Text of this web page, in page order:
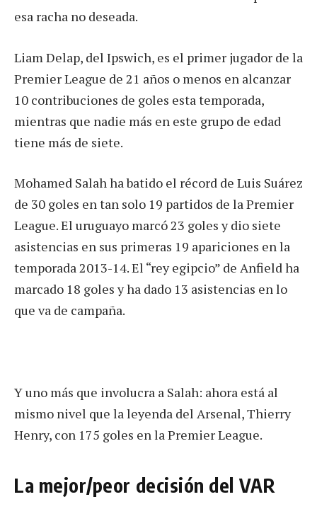
esa racha no deseada.
Liam Delap, del Ipswich, es el primer jugador de la
Premier League de 21 años o menos en alcanzar
10 contribuciones de goles esta temporada,
mientras que nadie más en este grupo de edad
tiene más de siete.
Mohamed Salah ha batido el récord de Luis Suárez
de 30 goles en tan solo 19 partidos de la Premier
League. El uruguayo marcó 23 goles y dio siete
asistencias en sus primeras 19 apariciones en la
temporada 2013-14. El “rey egipcio” de Anfield ha
marcado 18 goles y ha dado 13 asistencias en lo
que va de campaña.
Y uno más que involucra a Salah: ahora está al
mismo nivel que la leyenda del Arsenal, Thierry
Henry, con 175 goles en la Premier League.
La mejor/peor decisión del VAR